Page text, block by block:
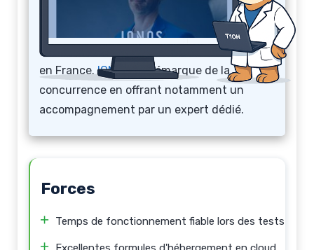
services d’hébergement web et de solutions
informatiques basé en Allemagne, mais
avec des équipes, des serveur et un support
en France. IONOSse démarque de la
concurrence en offrant notamment un
accompagnement par un expert dédié.
Forces
Temps de fonctionnement fiable lors des tests